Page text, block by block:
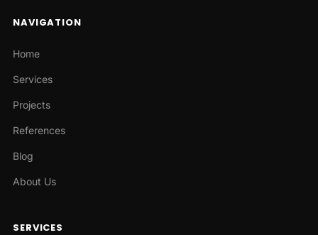
NAVIGATION
Home
Services
Projects
References
Blog
About Us
SERVICES